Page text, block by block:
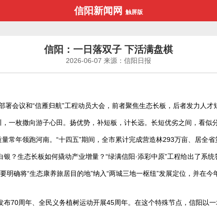
信阳新闻网 触屏版
信阳：一日落双子 下活满盘棋
2026-06-07 来源：信阳日报
会议和“信雁归航”工程动员大会，前者聚焦生态长板，后者发力人才
一枚撒向游子心田。扬优势，补短板，计长远。长短优劣之间，看似
常年领跑河南。“十四五”期间，全市累计完成营造林293万亩、居全
？生态长板如何撬动产业增量？“绿满信阳·添彩中原”工程给出了系统
明确将“生态康养旅居目的地”纳入“两城三地一枢纽”发展定位，并在
70周年、全民义务植树运动开展45周年。在这个特殊节点，信阳以